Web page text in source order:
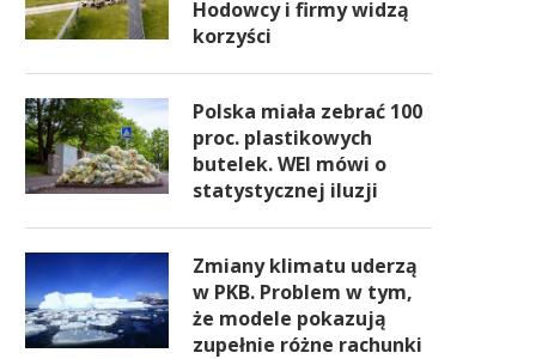
Hodowcy i firmy widzą
korzyści
Polska miała zebrać 100
proc. plastikowych
butelek. WEI mówi o
statystycznej iluzji
Zmiany klimatu uderzą
w PKB. Problem w tym,
że modele pokazują
zupełnie różne rachunki